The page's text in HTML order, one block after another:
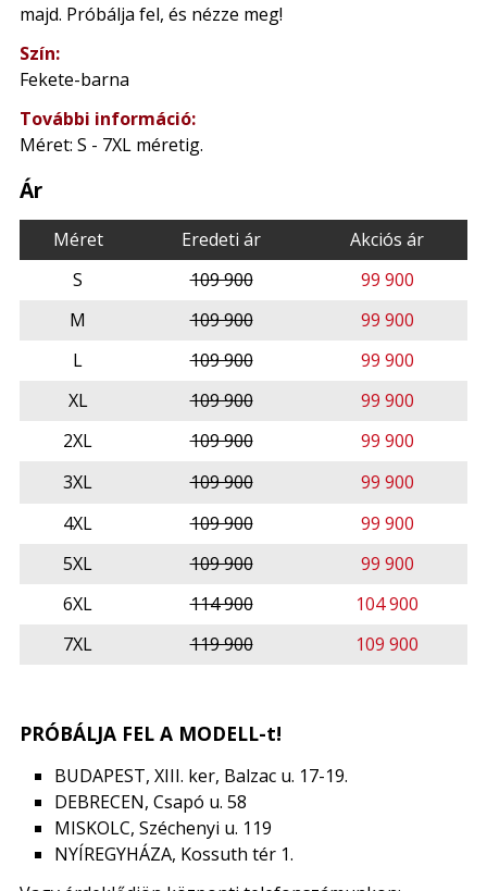
majd. Próbálja fel, és nézze meg!
Szín:
Fekete-barna
További információ:
Méret: S - 7XL méretig.
Ár
Méret Eredeti ár
Akciós ár
S
109 900
99 900
M
109 900
99 900
L
109 900
99 900
XL
109 900
99 900
2XL
109 900
99 900
3XL
109 900
99 900
4XL
109 900
99 900
5XL
109 900
99 900
6XL
114 900
104 900
7XL
119 900 109 900
PRÓBÁLJA FEL A MODELL-t!
BUDAPEST, XIII. ker, Balzac u. 17-19.
DEBRECEN, Csapó u. 58
MISKOLC, Széchenyi u. 119
NYÍREGYHÁZA, Kossuth tér 1.